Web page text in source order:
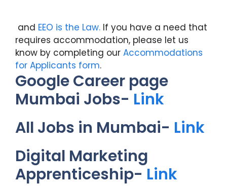
and EEO is the Law. If you have a need that
requires accommodation, please let us
know by completing our Accommodations
for Applicants form.
Google Career page
Mumbai Jobs- Link
All Jobs in Mumbai- Link
Digital Marketing
Apprenticeship- Link